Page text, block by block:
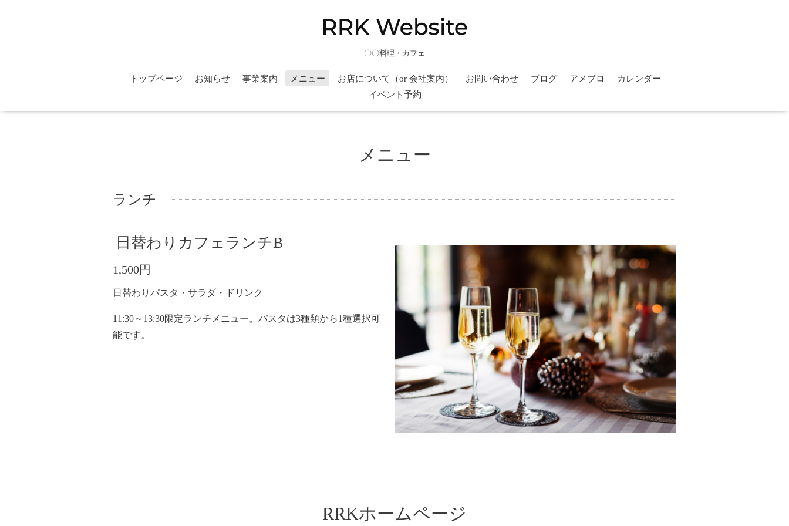
〇〇料理・カフェ
トップページ お知らせ 事業案内 メニュー お店について（or 会社案内） お問い合わせ ブログ アメブロ
カレンダー
イベント予約
メニュー
ランチ
日替わりカフェランチB
1,500円
日替わりパスタ・サラダ・ドリンク
11:30～13:30限定ランチメニュー。パスタは3種類から1種選択可
能です。
RRKホームページ